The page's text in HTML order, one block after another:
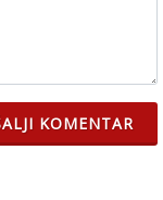
KOMENTAR